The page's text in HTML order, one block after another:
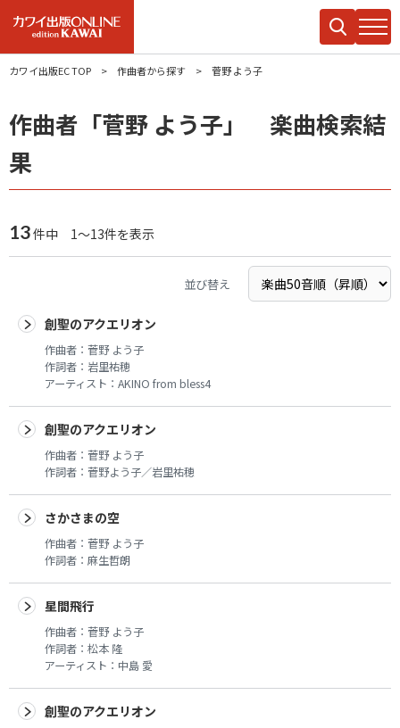
カワイ出版EC TOP 作曲者から探す 菅野 よう子
作曲者「菅野 よう子」 楽曲検索結
果
13件中 1～13件を表示
並び替え
創聖のアクエリオン
作曲者： 菅野 よう子
作詞者： 岩里祐穂
アーティスト： AKINO from bless4
創聖のアクエリオン
作曲者： 菅野 よう子
作詞者： 菅野よう子／岩里祐穂
さかさまの空
作曲者： 菅野 よう子
作詞者： 麻生哲朗
星間飛行
作曲者： 菅野 よう子
作詞者： 松本 隆
アーティスト： 中島 愛
創聖のアクエリオン